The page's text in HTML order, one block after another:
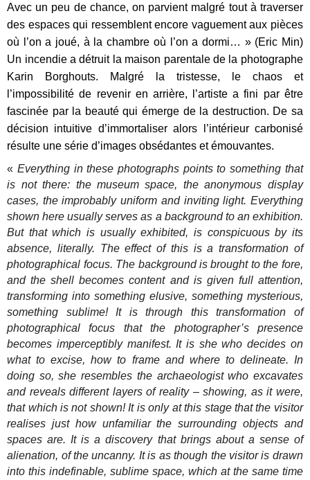
Avec un peu de chance, on parvient malgré tout à traverser
des espaces qui ressemblent encore vaguement aux pièces
où l’on a joué, à la chambre où l’on a dormi… » (Eric Min)
Un incendie a détruit la maison parentale de la photographe
Karin Borghouts. Malgré la tristesse, le chaos et
l’impossibilité de revenir en arrière, l’artiste a fini par être
fascinée par la beauté qui émerge de la destruction. De sa
décision intuitive d’immortaliser alors l’intérieur carbonisé
résulte une série d’images obsédantes et émouvantes.
« Everything in these photographs points to something that
is not there: the museum space, the anonymous display
cases, the improbably uniform and inviting light. Everything
shown here usually serves as a background to an exhibition.
But that which is usually exhibited, is conspicuous by its
absence, literally. The effect of this is a transformation of
photographical focus. The background is brought to the fore,
and the shell becomes content and is given full attention,
transforming into something elusive, something mysterious,
something sublime! It is through this transformation of
photographical focus that the photographer’s presence
becomes imperceptibly manifest. It is she who decides on
what to excise, how to frame and where to delineate. In
doing so, she resembles the archaeologist who excavates
and reveals different layers of reality – showing, as it were,
that which is not shown! It is only at this stage that the visitor
realises just how unfamiliar the surrounding objects and
spaces are. It is a discovery that brings about a sense of
alienation, of the uncanny. It is as though the visitor is drawn
into this indefinable, sublime space, which at the same time